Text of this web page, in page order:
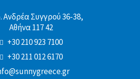
Ανδρέα Συγγρού 36-38,
Αθήνα 117 42
+30 210 923 7100
+30 211 012 6170